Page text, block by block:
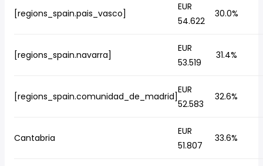
[regions_spain.pais_vasco]
EUR
54.622
30.0%
[regions_spain.navarra]
EUR
53.519
31.4%
[regions_spain.comunidad_de_madrid]
EUR
52.583
32.6%
Cantabria
EUR
51.807
33.6%